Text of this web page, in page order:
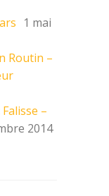
1 mai
Routin –
–
2014